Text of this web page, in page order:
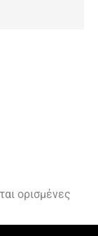
ορισμένες